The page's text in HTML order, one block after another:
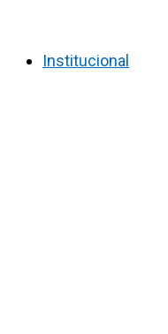
Institucional